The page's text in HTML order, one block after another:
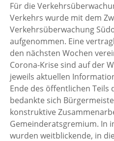
Für die
Verkehrs wurde mit dem
Verkehrsüberwachung
aufgenommen. Eine
den nächsten Wochen
Corona-Krise sind auf der
jeweils aktuellen
Ende des öffentlichen
bedankte sich
konstruktive
Gemeinderatsgremium. In
wurden weitblickende, in